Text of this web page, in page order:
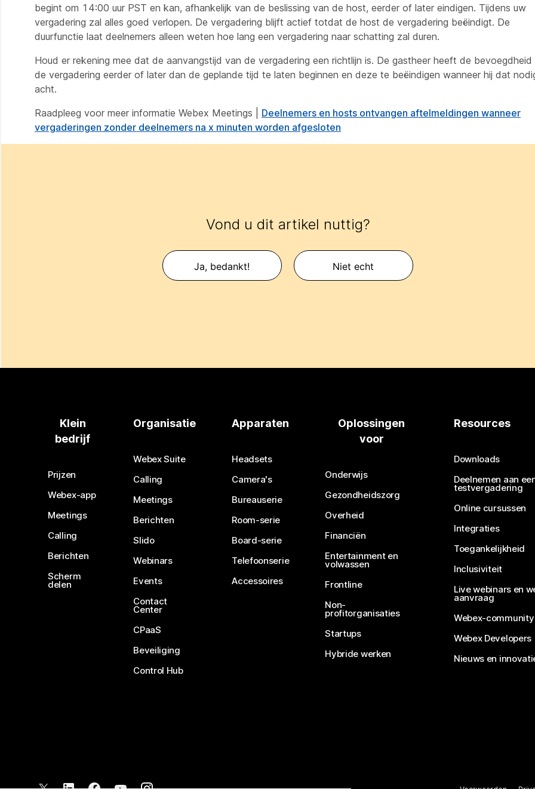
begint om 14:00 uur PST en kan, afhankelijk van de beslissing van de host, eerder of later eindigen. Tijdens uw
vergadering zal alles goed verlopen. De vergadering blijft actief totdat de host de vergadering beëindigt. De
duurfunctie laat deelnemers alleen weten hoe lang een vergadering naar schatting zal duren.
Houd er rekening mee dat de aanvangstijd van de vergadering een richtlijn is. De gastheer heeft de bevoegdheid
de vergadering eerder of later dan de geplande tijd te laten beginnen en deze te beëindigen wanneer hij dat
acht.
Raadpleeg voor meer informatie Webex Meetings | Deelnemers en hosts ontvangen aftelmeldingen wanneer
vergaderingen zonder deelnemers na x minuten worden afgesloten
Vond u dit artikel nuttig?
Ja, bedankt! Niet echt
Klein
bedrijf
Prijzen
Webex-app
Meetings
Calling
Berichten
Scherm
delen
Organisatie
Webex Suite
Calling
Meetings
Berichten
Slido
Webinars
Events
Contact
Center
CPaaS
Beveiliging
Control Hub
Apparaten
Headsets
Camera's
Bureauserie
Room-serie
Board-serie
Telefoonserie
Accessoires
Oplossingen
voor
Onderwijs
Gezondheidszorg
Overheid
Financiën
Entertainment en
volwassen
Frontline
Non-
profitorganisaties
Startups
Hybride werken
Resources
Downloads
Deelnemen aan
testvergadering
Online cursussen
Integraties
Toegankelijkheid
Inclusiviteit
Live webinars en
aanvraag
Webex-community
Webex Developers
Nieuws en